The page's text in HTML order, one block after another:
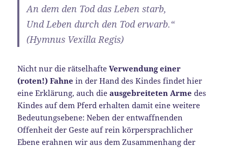
An dem den Tod das Leben starb,
Und Leben durch den Tod erwarb.“
(Hymnus Vexilla Regis)
Nicht nur die rätselhafteVerwendung einer
(roten!) Fahne in der Hand des Kindes findet hier
eine Erklärung, auch dieausgebreiteten Arme des
Kindes auf dem Pferd erhalten damit eine weitere
Bedeutungsebene: Neben der entwaffnenden
Offenheit der Geste auf rein körpersprachlicher
Ebene erahnen wir aus dem Zusammenhang der